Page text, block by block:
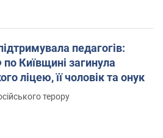
педагогів:
Київщині загинула
ліцею, її чоловік та онук
терору